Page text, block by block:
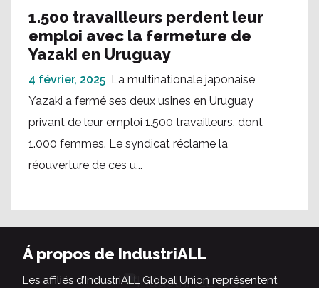
1.500 travailleurs perdent leur
emploi avec la fermeture de
Yazaki en Uruguay
4 février, 2025 La multinationale japonaise
Yazaki a fermé ses deux usines en Uruguay
privant de leur emploi 1.500 travailleurs, dont
1.000 femmes. Le syndicat réclame la
réouverture de ces u...
Á propos de IndustriALL
Les affiliés d’IndustriALL Global Union représentent